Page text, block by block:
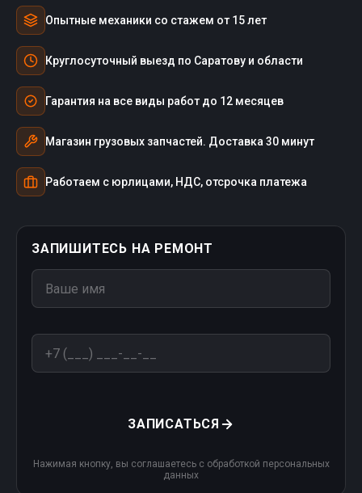
Опытные механики со стажем от 15 лет
Круглосуточный выезд по Саратову и области
Гарантия на все виды работ до 12 месяцев
Магазин грузовых запчастей. Доставка 30 минут
Работаем с юрлицами, НДС, отсрочка платежа
ЗАПИШИТЕСЬ НА РЕМОНТ
ЗАПИСАТЬСЯ
Нажимая кнопку, вы соглашаетесь с обработкой персональных
данных